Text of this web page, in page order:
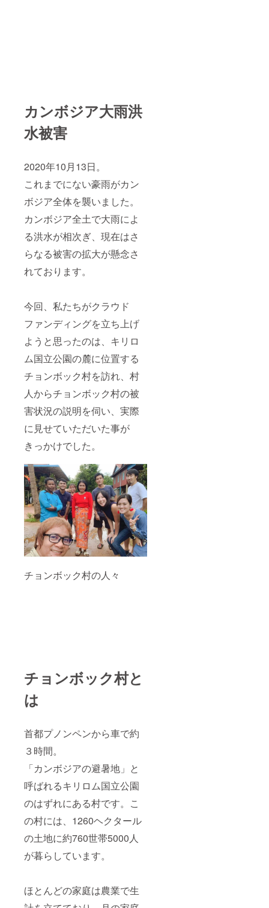
カンボジア大雨洪
水被害
2020年10月13日。
これまでにない豪雨がカン
ボジア全体を襲いました。
カンボジア全土で大雨によ
る洪水が相次ぎ、現在はさ
らなる被害の拡大が懸念さ
れております。
今回、私たちがクラウド
ファンディングを立ち上げ
ようと思ったのは、キリロ
ム国立公園の麓に位置する
チョンボック村を訪れ、村
人からチョンボック村の被
害状況の説明を伺い、実際
に見せていただいた事が
きっかけでした。
チョンボック村の人々
チョンボック村と
は
首都プノンペンから車で約
３時間。
「カンボジアの避暑地」と
呼ばれるキリロム国立公園
のはずれにある村です。こ
の村には、1260ヘクタール
の土地に約760世帯5000人
が暮らしています。
ほとんどの家庭は農業で生